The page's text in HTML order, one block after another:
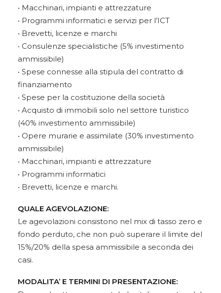
• Macchinari, impianti e attrezzature
• Programmi informatici e servizi per l’ICT
• Brevetti, licenze e marchi
• Consulenze specialistiche (5% investimento
ammissibile)
• Spese connesse alla stipula del contratto di
finanziamento
• Spese per la costituzione della società
• Acquisto di immobili solo nel settore turistico
(40% investimento ammissibile)
• Opere murarie e assimilate (30% investimento
ammissibile)
• Macchinari, impianti e attrezzature
• Programmi informatici
• Brevetti, licenze e marchi.
QUALE AGEVOLAZIONE:
Le agevolazioni consistono nel mix di tasso zero e
fondo perduto, che non può superare il limite del
15%/20% della spesa ammissibile a seconda dei
casi.
MODALITA’ E TERMINI DI PRESENTAZIONE: